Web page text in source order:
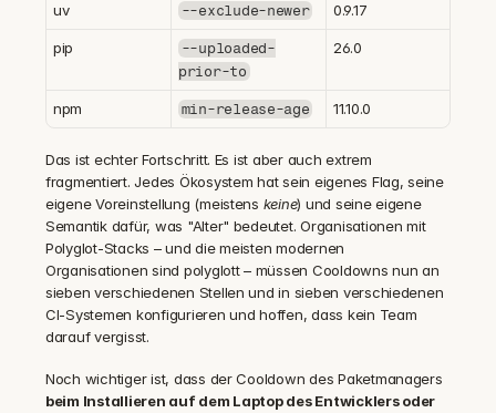
uv --exclude-newer 0.9.17
pip
--uploaded-
prior-to
26.0
npm min-release-age 11.10.0
Das ist echter Fortschritt. Es ist aber auch extrem
fragmentiert. Jedes Ökosystem hat sein eigenes Flag, seine
eigene Voreinstellung (meistens keine) und seine eigene
Semantik dafür, was "Alter" bedeutet. Organisationen mit
Polyglot-Stacks – und die meisten modernen
Organisationen sind polyglott – müssen Cooldowns nun an
sieben verschiedenen Stellen und in sieben verschiedenen
CI-Systemen konfigurieren und hoffen, dass kein Team
darauf vergisst.
beim Installieren auf dem Laptop des Entwicklers oder